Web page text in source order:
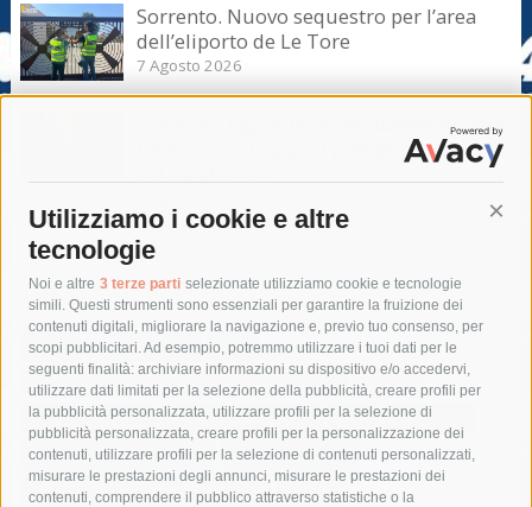
Utilizziamo i cookie e altre
tecnologie
Noi e altre 3 terze parti selezionate utilizziamo cookie e tecnologie
simili. Questi strumenti sono essenziali per garantire la fruizione dei
contenuti digitali, migliorare la navigazione e, previo tuo consenso, per
scopi pubblicitari. Ad esempio, potremmo utilizzare i tuoi dati per le
seguenti finalità: archiviare informazioni su dispositivo e/o accedervi,
utilizzare dati limitati per la selezione della pubblicità, creare profili per
la pubblicità personalizzata, utilizzare profili per la selezione di
pubblicità personalizzata, creare profili per la personalizzazione dei
contenuti, utilizzare profili per la selezione di contenuti personalizzati,
misurare le prestazioni degli annunci, misurare le prestazioni dei
contenuti, comprendere il pubblico attraverso statistiche o la
Sorrento. Nuovo sequestro per l’area
dell’eliporto de Le Tore
7 Agosto 2026
Sorrento. Aggredisce sessualmente una
turista e le strappa il portafogli, fermato
Tag
acqua allerta meteo
anas
area marina protetta di punta campanella
arresto
Asl Napoli 3 sud
capitaneria di porto capri
carabinieri
castellammare di stabia
circumvesuviana
comune di sorrento
concerto
contagi